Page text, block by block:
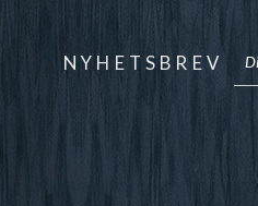
NYHETSBREV